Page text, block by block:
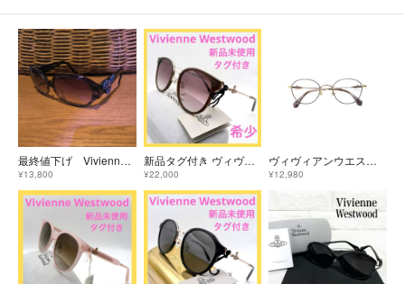
最終値下げ Vivienne Westwood ヴィヴィアンウエストウッド サングラス スカル
¥13,800
新品タグ付き ヴィヴィアンウエストウッド サングラス オーブ ブラウン ゴールド
¥22,000
ヴィヴィアンウエストウッド 40-0004 メガネ ブラウン ウェリントン ITZX8FJXXS8Y
¥12,980